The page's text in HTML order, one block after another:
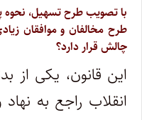
با تصویب طرح تسهیل، نحوه
طرح مخالفان و موافقان
چالش قرار دارد؟
این قانون، یکی از
انقلاب راجع به